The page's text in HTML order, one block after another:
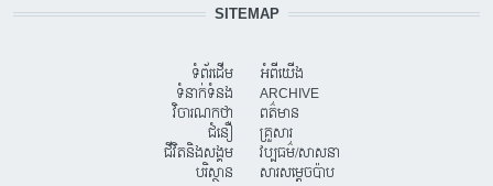
SITEMAP
ទំព័រដើម
ទំនាក់ទំនង
វិចារណកថា
ជំនឿ
ជីវិតនិងសង្គម
បរិស្ថាន
អំពីយើង
ARCHIVE
ពត៌មាន
គ្រួសារ
វប្បធម៌/សាសនា
សារសម្តេចប៉ាប